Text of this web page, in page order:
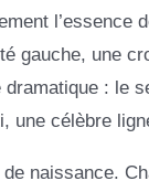
l’essence
gauche, une
: le
une célèbre
naissance.